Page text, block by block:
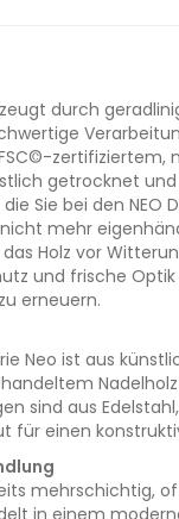
durch
zertifiziertem,
getrocknet
Sie bei den NEO
mehr
Holz vor
und frische
erneuern.
Neo ist aus
sind aus
für einen
mehrschichtig,
in einem